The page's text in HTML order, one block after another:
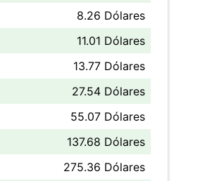
8.26 Dólares
11.01 Dólares
13.77 Dólares
27.54 Dólares
55.07 Dólares
137.68 Dólares
275.36 Dólares